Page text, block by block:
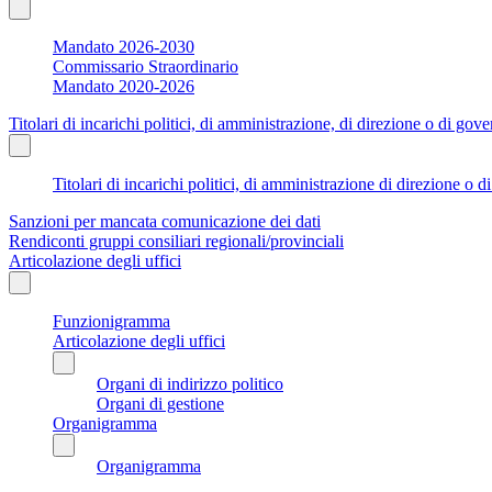
Mandato 2026-2030
Commissario Straordinario
Mandato 2020-2026
Titolari di incarichi politici, di amministrazione, di direzione o di
Titolari di incarichi politici, di amministrazione di direzione o
Sanzioni per mancata comunicazione dei dati
Rendiconti gruppi consiliari regionali/provinciali
Articolazione degli uffici
Funzionigramma
Articolazione degli uffici
Organi di indirizzo politico
Organi di gestione
Organigramma
Organigramma